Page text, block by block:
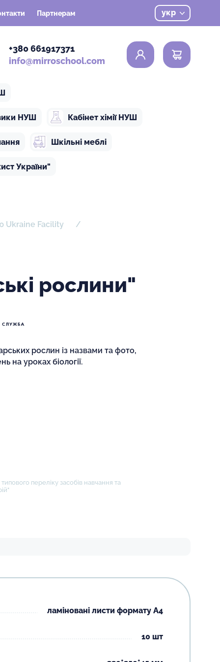
Партнерам укр
+380 661917371
info@mirroschool.com
0
НУШ Кабінет хімії НУШ
Шкільні меблі
України"
Ukraine Facility
рослини"
рослин із назвами та фото,
на уроках біології.
переліку засобів навчання та
ламіновані листи формату А4
10 шт